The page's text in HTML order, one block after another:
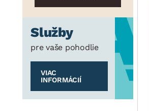
Služby
pre vaše pohodlie
VIAC
INFORMÁCIÍ